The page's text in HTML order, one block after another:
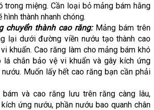
trong miệng. Cần loại bỏ mảng bám hằng
thành nhanh chóng.
chuyển thành cao răng:Mảng bám trên
lại dưới đường viền nướu tạo thành cao
khuẩn. Cao răng làm cho mảng bám khó
lá chắn bảo vệ vi khuẩn và gây kích ứng
Muốn lấy hết cao răng bạn cần phải
và cao răng lưu trên răng càng lâu,
ứng nướu, phần nướu bao quanh chân